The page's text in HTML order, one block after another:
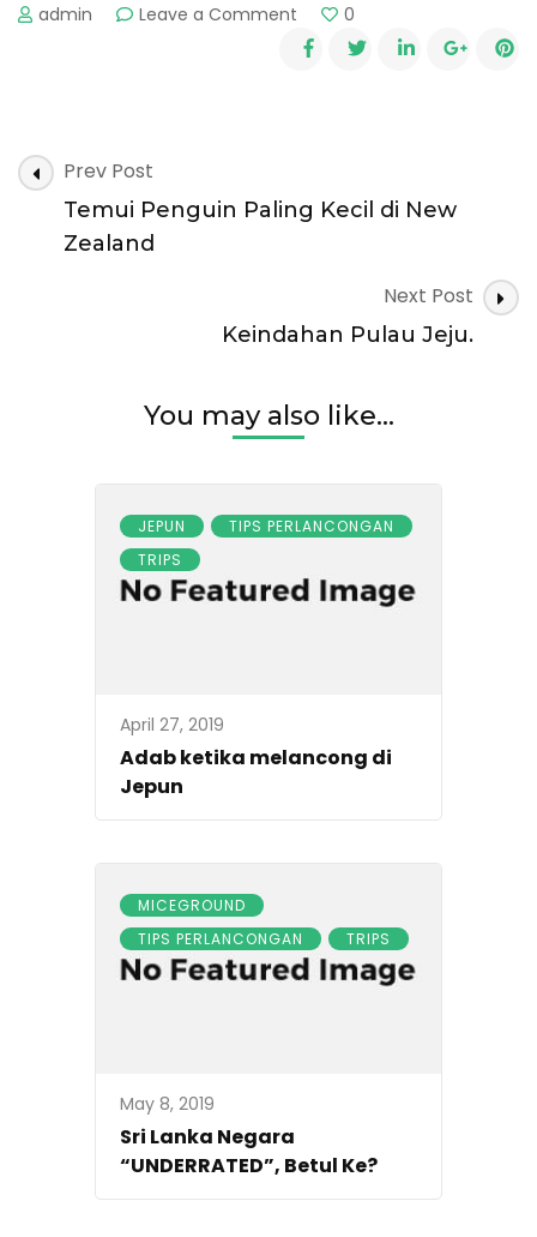
admin Leave a Comment
Tempat-
tempat
0
Post
Navigation
Prev Post
Temui Penguin Paling Kecil di New
Zealand
Next Post
Keindahan Pulau Jeju.
You may also like...
JEPUN
TIPS PERLANCONGAN
TRIPS
April 27, 2019
Adab ketika melancong di
Jepun
MICEGROUND
TIPS PERLANCONGAN
TRIPS
May 8, 2019
Sri Lanka Negara
“UNDERRATED”, Betul Ke?